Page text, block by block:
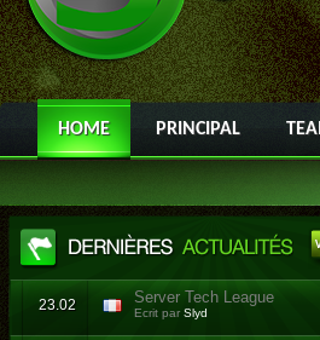
HOME PRINCIPAL
23.02 Server Tech League
Ecrit par Slyd